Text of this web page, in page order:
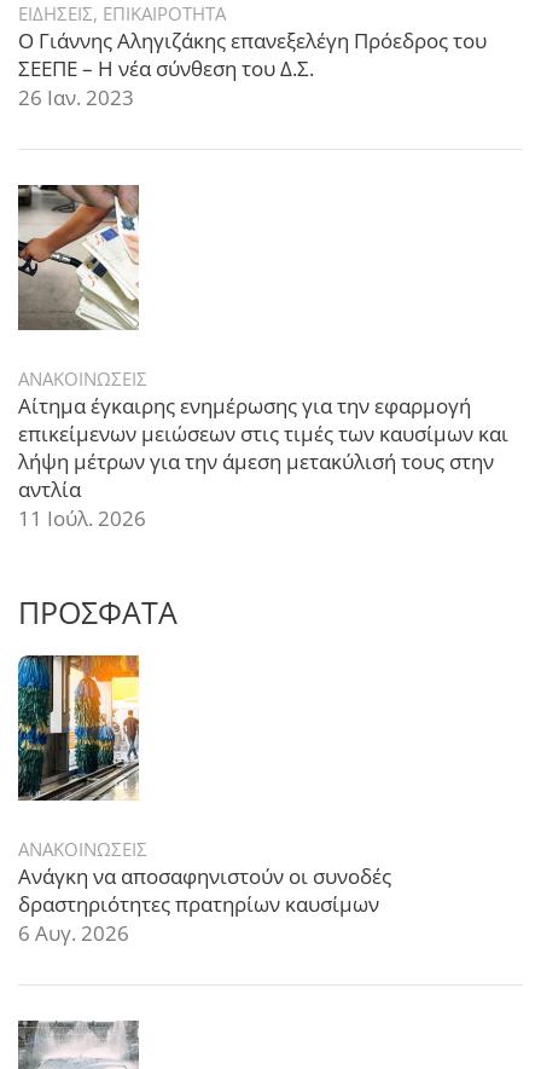
ΕΙΔΗΣΕΙΣ, ΕΠΙΚΑΙΡΟΤΗΤΑ
Ο Γιάννης Αληγιζάκης επανεξελέγη Πρόεδρος του
ΣΕΕΠΕ – Η νέα σύνθεση του Δ.Σ.
26 Ιαν. 2023
ΑΝΑΚΟΙΝΩΣΕΙΣ
Αίτημα έγκαιρης ενημέρωσης για την εφαρμογή
επικείμενων μειώσεων στις τιμές των καυσίμων και
λήψη μέτρων για την άμεση μετακύλισή τους στην
αντλία
11 Ιούλ. 2026
ΠΡΟΣΦΑΤΑ
ΑΝΑΚΟΙΝΩΣΕΙΣ
Ανάγκη να αποσαφηνιστούν οι συνοδές
δραστηριότητες πρατηρίων καυσίμων
6 Αυγ. 2026